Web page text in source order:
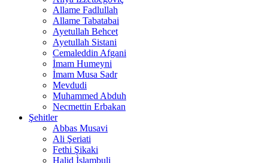
Allame Fadlullah
Allame Tabatabai
Ayetullah Behcet
Ayetullah Sistani
Cemaleddin Afgani
İmam Humeyni
İmam Musa Sadr
Mevdudi
Muhammed Abduh
Necmettin Erbakan
Şehitler
Abbas Musavi
Ali Şeriati
Fethi Şikaki
Halid İslambuli